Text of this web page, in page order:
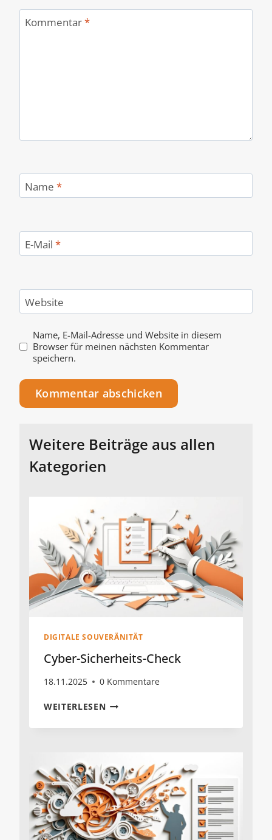
Kommentar*
Name *
E-Mail *
Website
Name, E-Mail-Adresse und Website in diesem
Browser für meinen nächsten Kommentar
speichern.
Weitere Beiträge aus allen
Kategorien
DIGITALE SOUVERÄNITÄT
Cyber-Sicherheits-Check
18.11.2025 0 Kommentare
WEITERLESENCYBER-
CHECK